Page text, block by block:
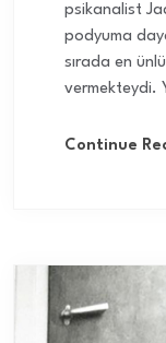
psikanalist
podyuma
sırada en
vermekteydi.
Continue